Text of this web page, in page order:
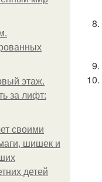
этаж.
за лифт:
своими
шишек и
детей